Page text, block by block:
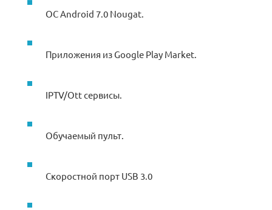
ОС Android 7.0 Nougat.
Приложения из Google Play Market.
IPTV/Ott сервисы.
Обучаемый пульт.
Скоростной порт USB 3.0